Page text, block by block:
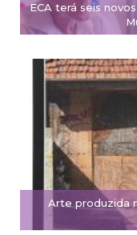
ECA terá seis
Arte produzida